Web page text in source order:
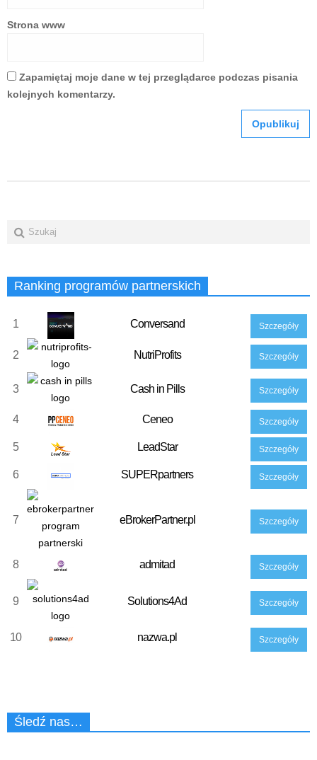
Strona www
Zapamiętaj moje dane w tej przeglądarce podczas pisania
kolejnych komentarzy.
Ranking programów partnerskich
1 Conversand Szczegóły
2 NutriProfits Szczegóły
3 Cash in Pills Szczegóły
4 Ceneo Szczegóły
5 LeadStar Szczegóły
6 SUPERpartners Szczegóły
7 eBrokerPartner.pl Szczegóły
8 admitad Szczegóły
9 Solutions4Ad Szczegóły
10 nazwa.pl Szczegóły
Śledź nas…